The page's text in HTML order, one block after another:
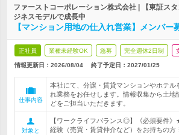
ファーストコーポレーション株式会社 | 【東証ス
ジネスモデルで成長中
【マンション用地の仕入れ営業】メンバー
正社員 業種未経験OK 急募 完全週休2日制
情報更新日：2026/08/04 終了予定日： 2027/01/25
仕事内容
本社にて、分譲・賃貸マンションやホテル
れ業務をお任せします。情報収集から土地
どをご担当いただきます。
対象と
【ワークライフバランス◎】《必須要件
経験（売買・賃貸仲介など）をお持ちの